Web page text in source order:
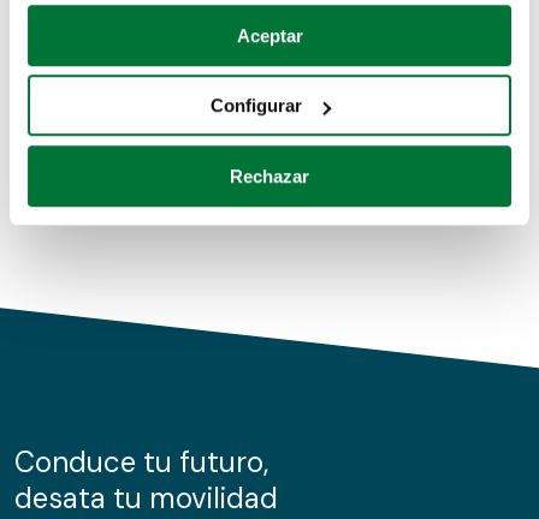
Si lo permite, también quisiéramos:
Recopilar información sobre su ubicación geográfica
Identificar su dispositivo analizándolo activamente
para buscar características específicas (huellas
Obtenga más información sobre cómo se procesan sus
de cookies.
información sobre el uso que haga del sitio web con
nuestros partners de redes sociales, publicidad y análisis
Aceptar
Configurar
Rechazar
Coches de segunda mano
Coches de km0
Conduce tu futuro,
desata tu movilidad